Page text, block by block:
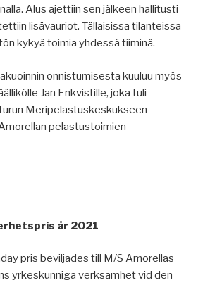
Alus ajettiin sen jälkeen hallitusti
lisävauriot. Tällaisissa tilanteissa
kykyä toimia yhdessä tiiminä.
onnistumisesta kuuluu myös
Jan Enkvistille, joka tuli
Meripelastuskeskukseen
pelastustoimien
år 2021
pris beviljades till M/S Amorellas
yrkeskunniga verksamhet vid den